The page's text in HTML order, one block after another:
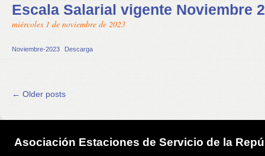
Escala Salarial vigente Noviembre
miércoles 1 de noviembre de 2023
Noviembre-2023 Descarga
Post navigation
← Older posts
Asociación Estaciones de Servicio de la